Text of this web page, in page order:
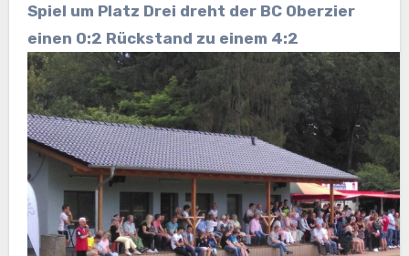
Spiel um Platz Drei dreht der BC Oberzier
einen 0:2 Rückstand zu einem 4:2